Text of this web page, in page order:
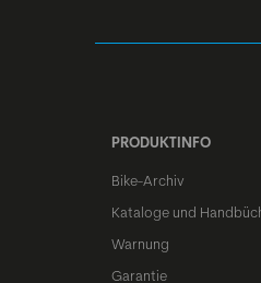
PRODUKTINFO
Bike-Archiv
Kataloge und
Warnung
Garantie